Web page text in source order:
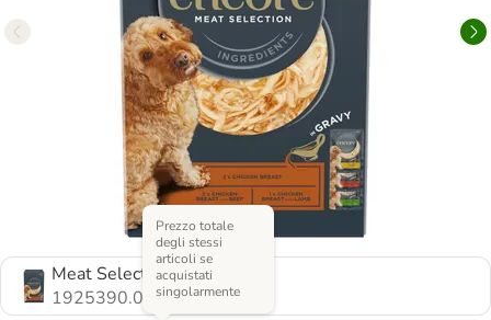
Meat Selection (3 varianti)
1925390.0
Prezzo totale
degli stessi
articoli se
acquistati
singolarmente